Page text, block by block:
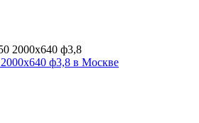
ф3,8 в Москве